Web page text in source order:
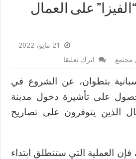
على العمال
21 مايو، 2022
, مجتمع اترك تعليقا
بتطوان، عن الشروع في
على تأشيرة دخول مدينة
الذين يتوفرون على تصاريح
فإن العملية التي ستنطلق ابتداء